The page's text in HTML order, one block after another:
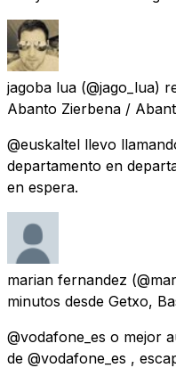
jagoba lua (@jago_lua)
Abanto Zierbena /
@euskaltel llevo
departamento en
en espera.
marian fernandez
minutos desde Getxo,
@vodafone_es o mejor
de @vodafone_es ,